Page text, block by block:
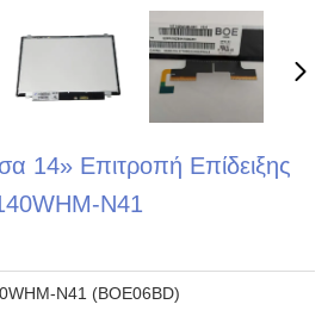
14» Επιτροπή Επίδειξης
N41
N41 (BOE06BD)